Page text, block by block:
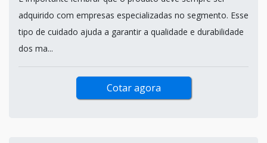
adquirido com empresas especializadas no segmento. Esse
tipo de cuidado ajuda a garantir a qualidade e durabilidade
dos ma...
Cotar agora